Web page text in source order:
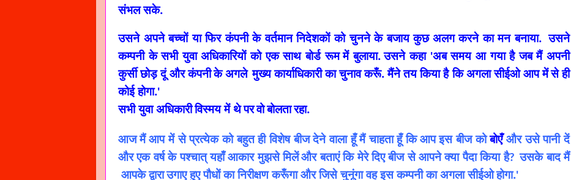
संभल सके.
उसने अपने बच्चों या फिर कंपनी के वर्तमान निदेशकों को चुनने के बजाय कुछ अलग करने का मन बनाया. उसने
कम्पनी के सभी युवा अधिकारियों को एक साथ बोर्ड रूम में बुलाया. उसने कहा 'अब समय आ गया है जब मैं अपनी
कुर्सी छोड़ दूं और कंपनीकेअगले मुख्य कार्याधिकारी का चुनाव करूँ. मैंने तय किया है कि अगला सीईओ आप मेंसे ही
कोई होगा.'
सभी युवा अधिकारीविस्मय में थेपरवोबोलतारहा.
आजमैं आप में से प्रत्येक को बहुत ही विशेष बीज देने वाला हूँ मैं चाहता हूँ किआप इस बीज कोबोएँऔर उसे पानी दें
और एक वर्ष के पश्चात् यहाँ आकार मुझसे मिलेंऔर बताएं कि मेरे दिए बीज से आपने क्या पैदा किया है? उसके बाद मैं
आपके द्वाराउगाए हुए पौधों का निरीक्षण करूँगा और जिसे चुनूंगा वह इस कम्पनी का अगला सीईओहोगा.'